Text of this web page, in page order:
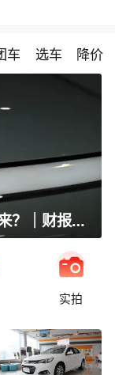
车 选车 降价
利润腰斩之后，大众如何布局未来？｜财报全视角
实拍